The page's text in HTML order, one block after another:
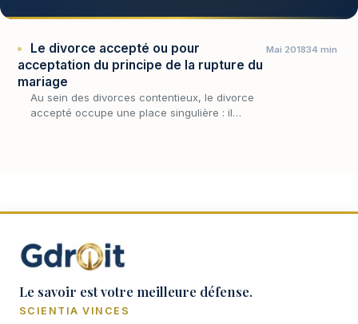
Le divorce accepté ou pour
acceptation du principe de la rupture du
mariage
Au sein des divorces contentieux, le divorce
accepté occupe une place singulière : il
Mai 201834 min
Le savoir est votre meilleure défense.
SCIENTIA VINCES